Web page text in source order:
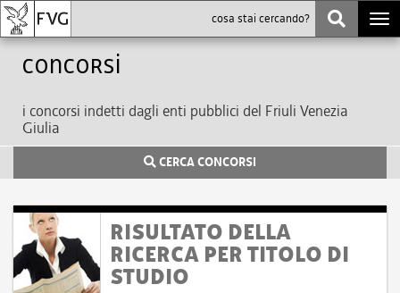
Concorsi
i concorsi indetti dagli enti pubblici del Friuli Venezia
Giulia
CERCA CONCORSI
RISULTATO DELLA
RICERCA PER TITOLO DI
STUDIO